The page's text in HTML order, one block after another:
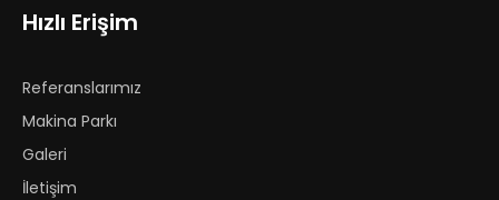
Hızlı Erişim
Referanslarımız
Makina Parkı
Galeri
İletişim